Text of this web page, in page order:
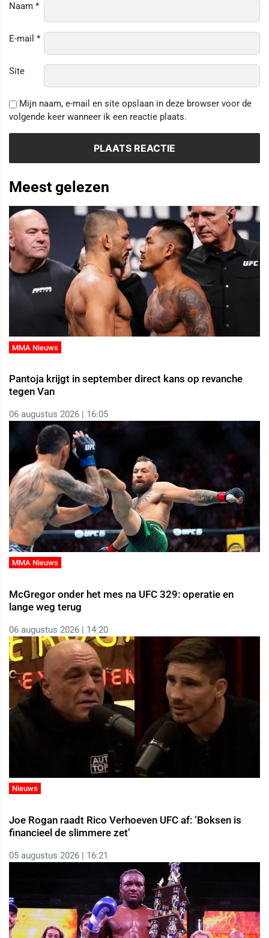
Naam *
E-mail *
Site
Mijn naam, e-mail en site opslaan in deze browser voor de
volgende keer wanneer ik een reactie plaats.
Meest gelezen
MMA Nieuws
Pantoja krijgt in september direct kans op revanche
tegen Van
06 augustus 2026 | 16:05
MMA Nieuws
McGregor onder het mes na UFC 329: operatie en
lange weg terug
06 augustus 2026 | 14:20
Nieuws
Joe Rogan raadt Rico Verhoeven UFC af: ‘Boksen is
financieel de slimmere zet’
05 augustus 2026 | 16:21